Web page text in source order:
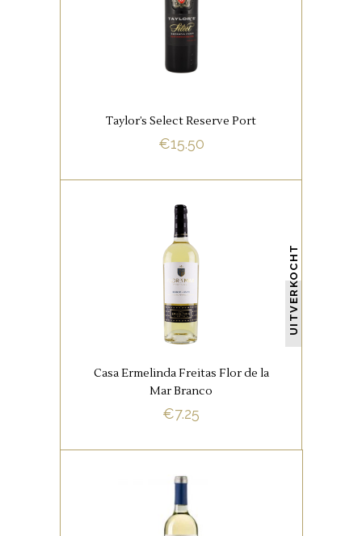
Een schoolvoorbeeld van een
uiterst geslaagde rode wijn uit
Taylor’s Select Reserve Port
€15.50
UITVERKOCHT
PORTUGESE FAVORIETEN
Deze Portugese witte wijn heeft
een licht groene kleur. In de
neus tonen van tropisch fruit,
citrus en een lichte houttoon.
Casa Ermelinda Freitas Flor de la
Mar Branco
€7.25
WITTE WIJNEN